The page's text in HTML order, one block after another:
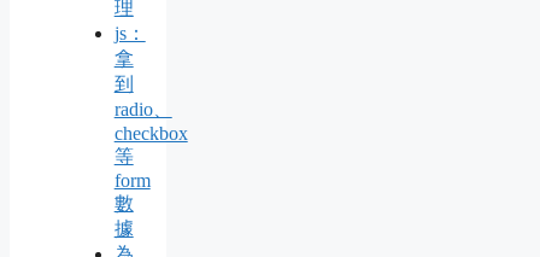
理
js：
拿
到
radio、
checkbox
等
form
數
據